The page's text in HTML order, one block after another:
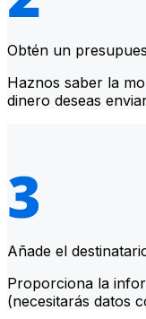
Obtén un
Haznos saber la
dinero deseas
Añade el
Proporciona la
(necesitarás datos